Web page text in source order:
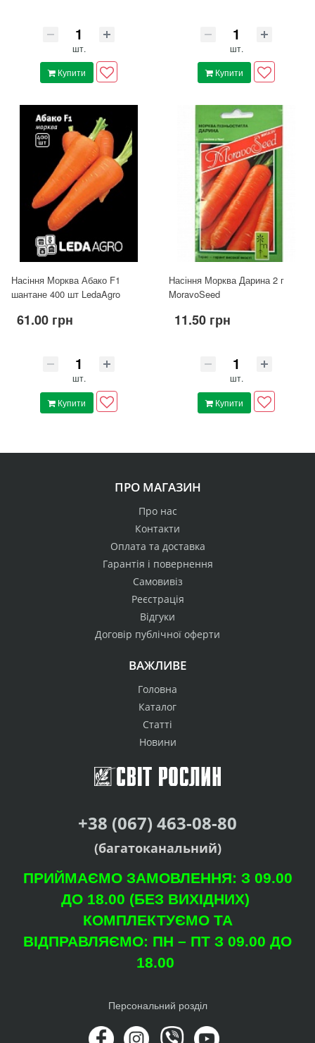
шт.
Купити
шт.
Купити
Насіння Морква Абако F1
шантане 400 шт LedaAgro
61.00 грн
шт.
Купити
Насіння Морква Дарина 2 г
MoravoSeed
11.50 грн
шт.
Купити
ПРО МАГАЗИН
Про нас
Контакти
Оплата та доставка
Гарантія і повернення
Самовивіз
Реєстрація
Відгуки
Договір публічної оферти
ВАЖЛИВЕ
Головна
Каталог
Статті
Новини
+38 (067) 463-08-80
(багатоканальний)
ПРИЙМАЄМО ЗАМОВЛЕННЯ: З 09.00
ДО 18.00 (БЕЗ ВИХІДНИХ)
КОМПЛЕКТУЄМО ТА
ВІДПРАВЛЯЄМО: ПН – ПТ З 09.00 ДО
18.00
Персональний розділ